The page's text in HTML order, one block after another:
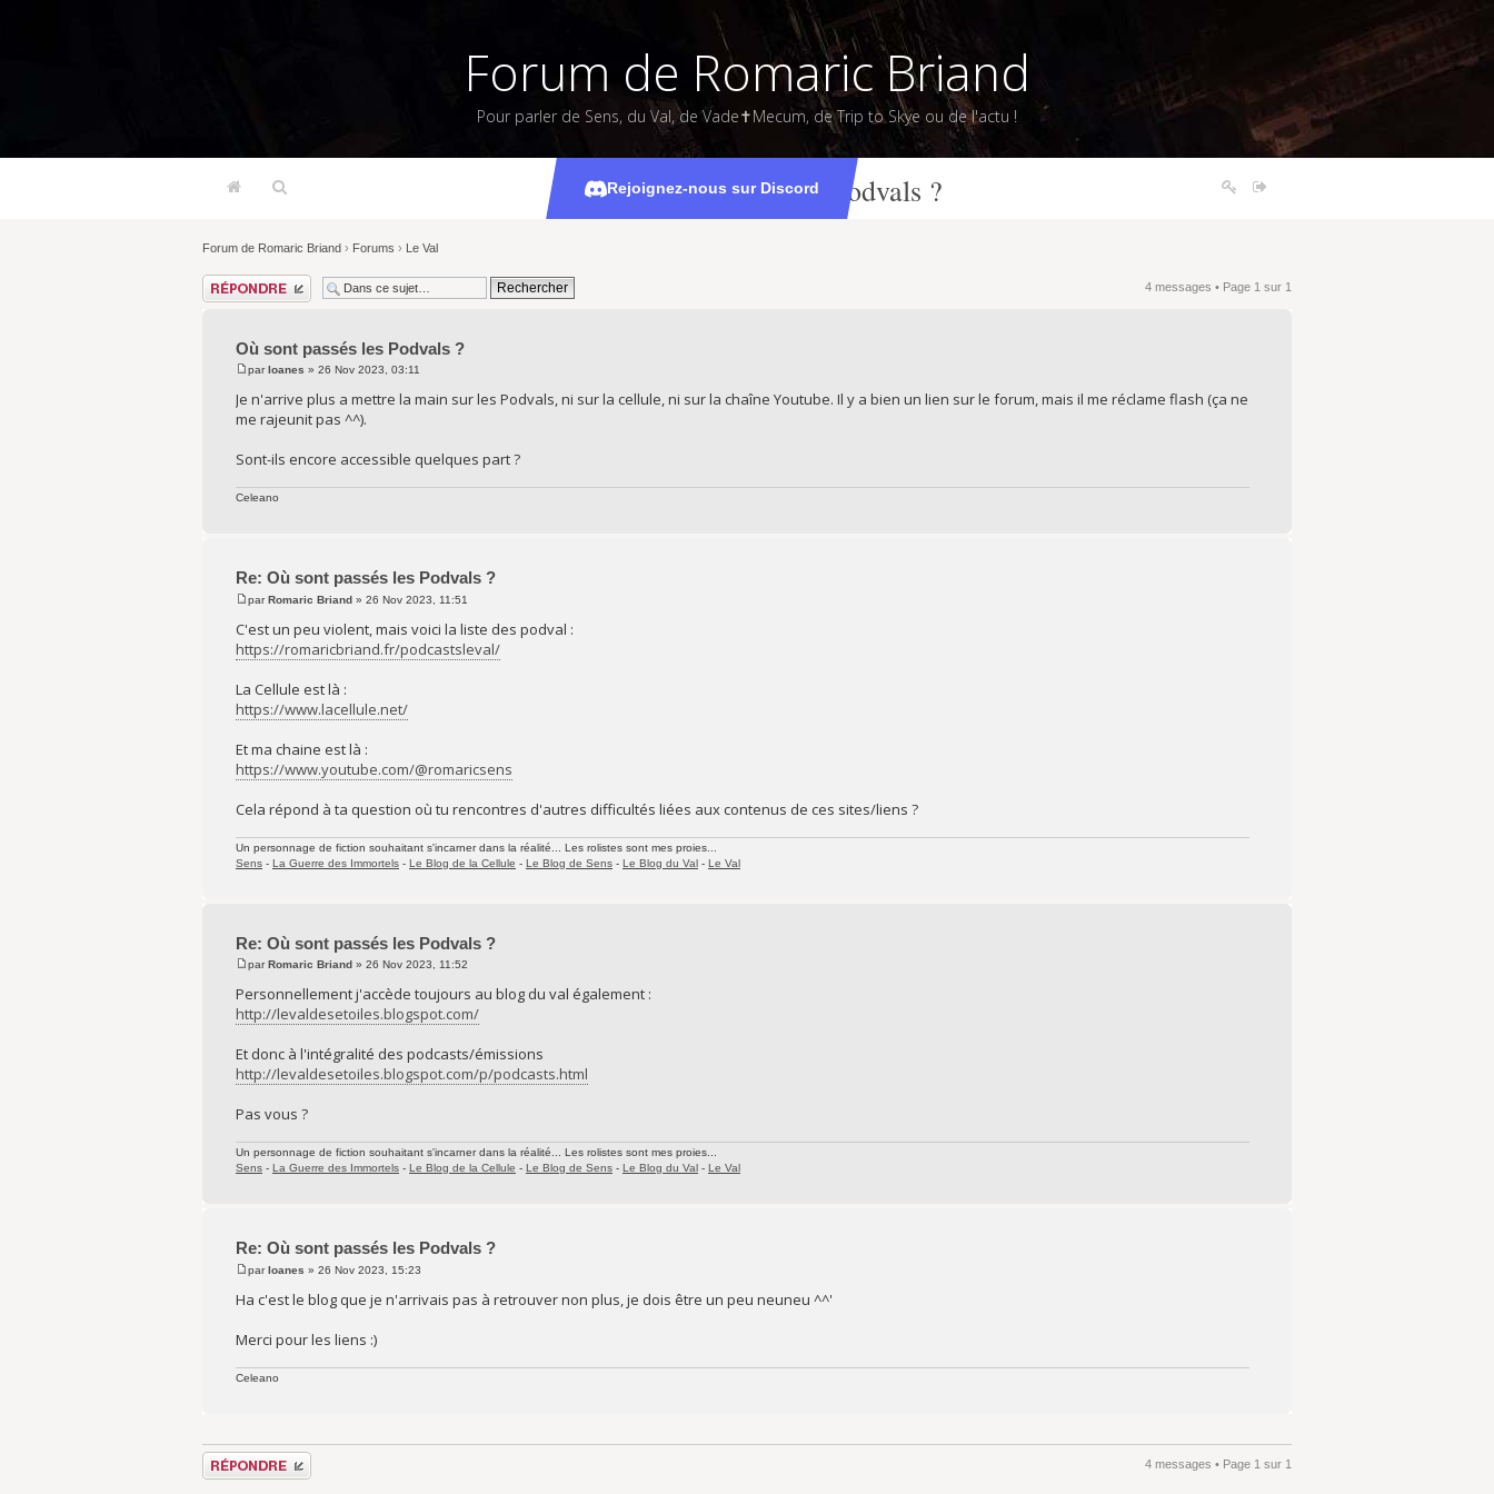
Forum de Romaric Briand
Pour parler de Sens, du Val, de Vade✝Mecum, de Trip to Skye ou de l'actu !
Rejoignez-nous sur Discord
Où sont passés les Podvals ?
Forum de Romaric Briand › Forums › Le Val
Répondre 4 messages • Page 1 sur 1
Où sont passés les Podvals ?
parIoanes » 26 Nov 2023, 03:11
Je n'arrive plus a mettre la main sur les Podvals, ni sur la cellule, ni sur la chaîne Youtube. Il y a bien un lien sur le forum, mais il me réclame flash (ça ne
me rajeunit pas ^^).
Sont-ils encore accessible quelques part ?
Celeano
Re: Où sont passés les Podvals ?
parRomaric Briand » 26 Nov 2023, 11:51
C'est un peu violent, mais voici la liste des podval :
https://romaricbriand.fr/podcastsleval/
La Cellule est là :
https://www.lacellule.net/
Et ma chaine est là :
https://www.youtube.com/@romaricsens
Cela répond à ta question où tu rencontres d'autres difficultés liées aux contenus de ces sites/liens ?
Un personnage de fiction souhaitant s'incarner dans la réalité... Les rolistes sont mes proies...
Sens - La Guerre des Immortels - Le Blog de la Cellule - Le Blog de Sens - Le Blog du Val - Le Val
Re: Où sont passés les Podvals ?
parRomaric Briand » 26 Nov 2023, 11:52
Personnellement j'accède toujours au blog du val également :
http://levaldesetoiles.blogspot.com/
Et donc à l'intégralité des podcasts/émissions
http://levaldesetoiles.blogspot.com/p/podcasts.html
Pas vous ?
Un personnage de fiction souhaitant s'incarner dans la réalité... Les rolistes sont mes proies...
Sens - La Guerre des Immortels - Le Blog de la Cellule - Le Blog de Sens - Le Blog du Val - Le Val
Re: Où sont passés les Podvals ?
parIoanes » 26 Nov 2023, 15:23
Ha c'est le blog que je n'arrivais pas à retrouver non plus, je dois être un peu neuneu ^^'
Merci pour les liens :)
Celeano
Répondre 4 messages • Page 1 sur 1